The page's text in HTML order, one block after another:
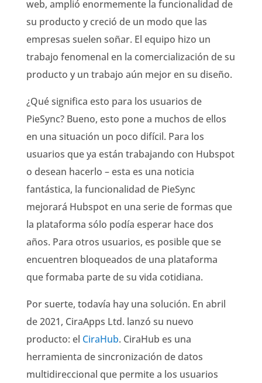
web, amplió enormemente la funcionalidad de
su producto y creció de un modo que las
empresas suelen soñar. El equipo hizo un
trabajo fenomenal en la comercialización de su
producto y un trabajo aún mejor en su diseño.
¿Qué significa esto para los usuarios de
PieSync? Bueno, esto pone a muchos de ellos
en una situación un poco difícil. Para los
usuarios que ya están trabajando con Hubspot
o desean hacerlo – esta es una noticia
fantástica, la funcionalidad de PieSync
mejorará Hubspot en una serie de formas que
la plataforma sólo podía esperar hace dos
años. Para otros usuarios, es posible que se
encuentren bloqueados de una plataforma
que formaba parte de su vida cotidiana.
Por suerte, todavía hay una solución. En abril
de 2021, CiraApps Ltd. lanzó su nuevo
producto: el CiraHub. CiraHub es una
herramienta de sincronización de datos
multidireccional que permite a los usuarios